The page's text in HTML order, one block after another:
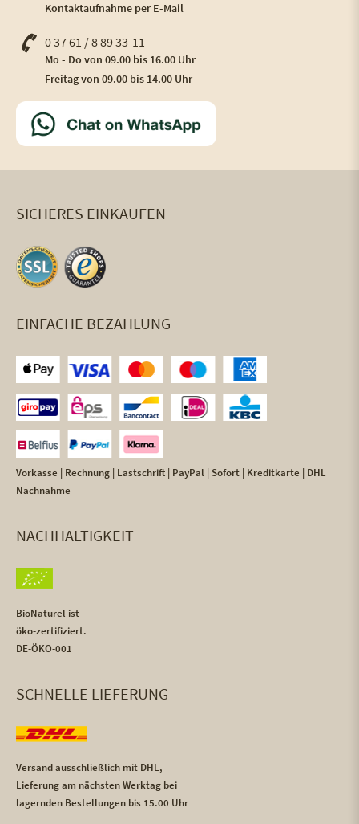
Kontaktaufnahme per E-Mail
0 37 61 / 8 89 33-11
Mo - Do von 09.00 bis 16.00 Uhr
Freitag von 09.00 bis 14.00 Uhr
SICHERES EINKAUFEN
EINFACHE BEZAHLUNG
Vorkasse | Rechnung | Lastschrift | PayPal | Sofort | Kreditkarte | DHL
Nachnahme
NACHHALTIGKEIT
BioNaturel ist
öko-zertifiziert.
DE-ÖKO-001
SCHNELLE LIEFERUNG
Versand ausschließlich mit DHL,
Lieferung am nächsten Werktag bei
lagernden Bestellungen bis 15.00 Uhr